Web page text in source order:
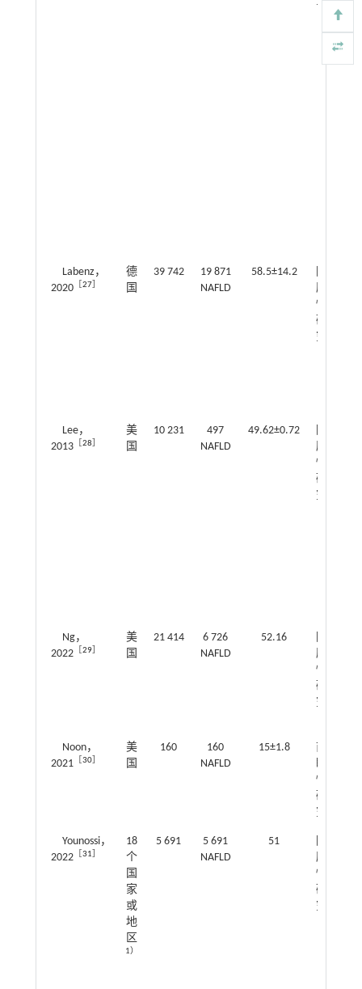
Labenz，
2020［ 27］
德
国
39 742
19 871
NAFLD
58.5±14.2
顾
性
研
究
Lee，
2013［ 28
美
国
10 231
497
NAFLD
49.62±0.72
顾
性
研
究
Ng，
2022［ 29］
美
国
21 414
6 726
NAFLD
52.16
顾
性
研
究
Noon，
2021
30］
美
国
160
160
NAFLD
15±1.8
前
瞻
性
研
究
Younossi，
2022［ 31
18
个
国
家
或
地
区
1）
5 691
5 691
NAFLD
51
顾
性
研
究